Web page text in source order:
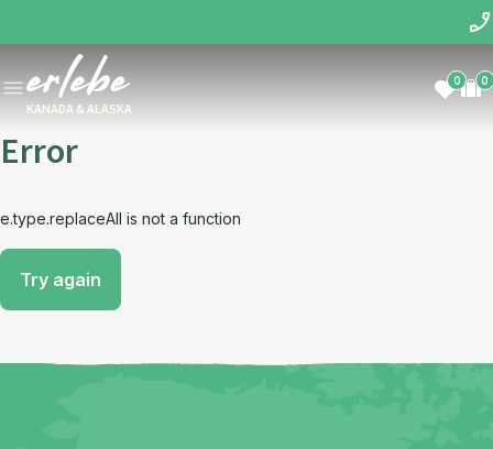
KANADA & ALASKA
0 0
Error
e.type.replaceAll is not a function
Try again